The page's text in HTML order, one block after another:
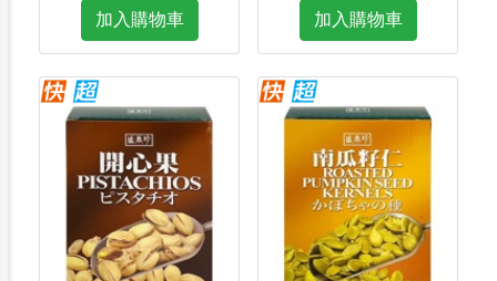
加入購物車 加入購物車